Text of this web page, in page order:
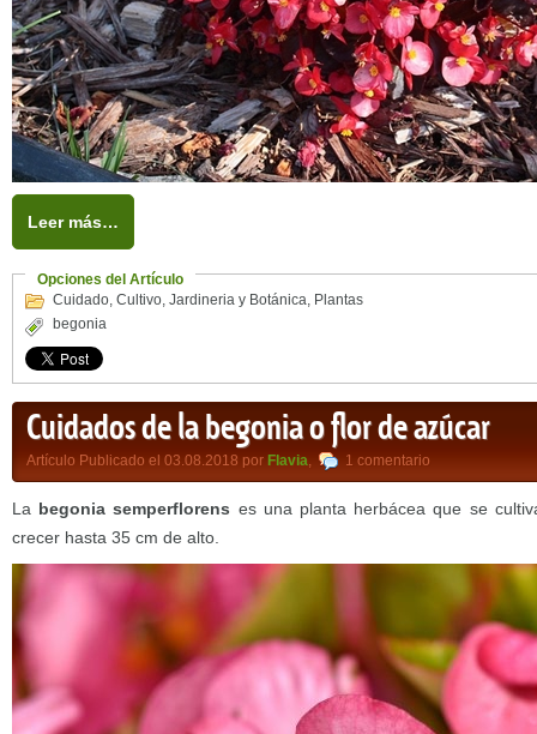
Leer más…
Opciones del Artículo
Cuidado, Cultivo, Jardineria y Botánica, Plantas
begonia
Cuidados de la begonia o flor de azúcar
Artículo Publicado el 03.08.2018 por Flavia, 1 comentario
La begonia semperflorens es una planta herbácea que se
crecer hasta 35 cm de alto.